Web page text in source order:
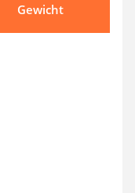
Gewicht